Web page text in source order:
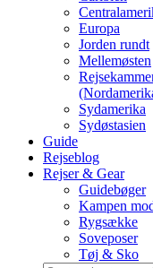
Europa
Jorden rundt
Mellemøsten
Sydamerika
Sydøstasien
Guide
Rejseblog
Rejser & Gear
Guidebøger
Kampen
Rygsække
Soveposer
Tøj & Sko